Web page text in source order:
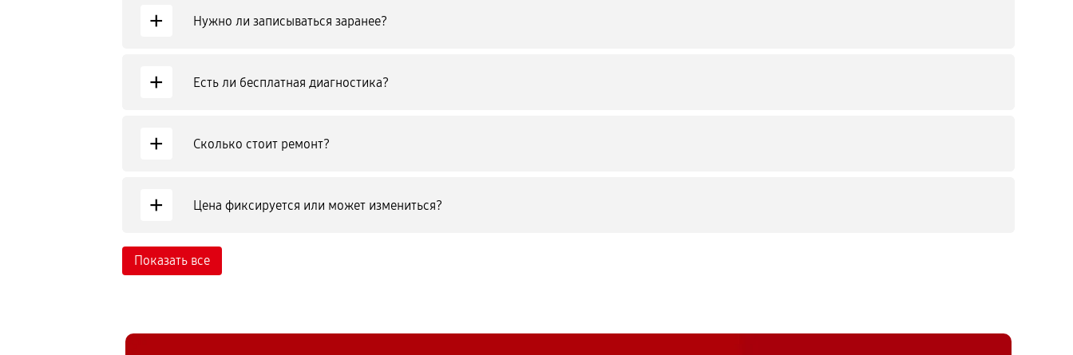
+ Нужно ли записываться заранее?
+ Есть ли бесплатная диагностика?
+ Сколько стоит ремонт?
+ Цена фиксируется или может измениться?
Показать все